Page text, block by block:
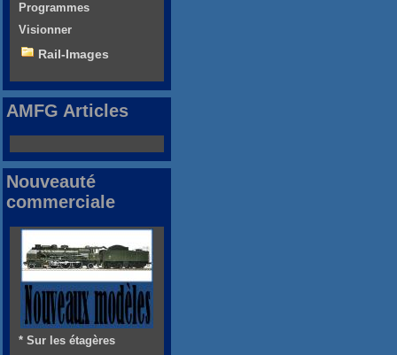
Programmes
Visionner
Rail-Images
AMFG Articles
Nouveauté
commerciale
* Sur les étagères